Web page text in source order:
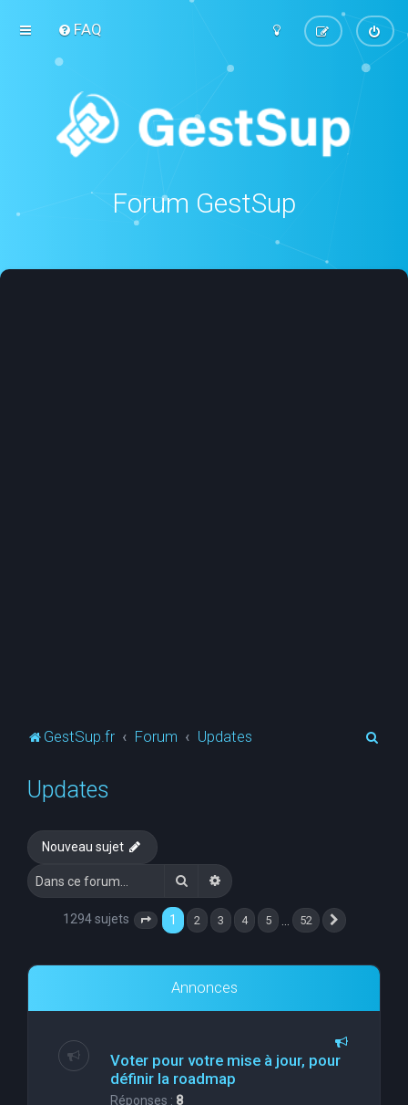
FAQ
Forum GestSup
GestSup.fr Forum Updates
Updates
Nouveau sujet
RechercherRecherche avancée
1294 sujets Page 1 sur52
1 2 3 4 5 52
Annonces
Voter pour votre mise à jour, pour
définir la roadmap
Réponses : 8